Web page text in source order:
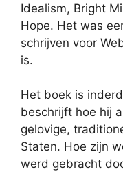
Idealism, Bright
Hope. Het was
schrijven voor
is.
Het boek is
beschrijft hoe hij
gelovige,
Staten. Hoe zijn
werd gebracht